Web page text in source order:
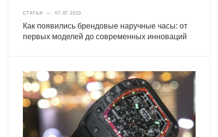
СТАТЬИ — 07.07.2023
Как появились брендовые наручные часы: от
первых моделей до современных инноваций